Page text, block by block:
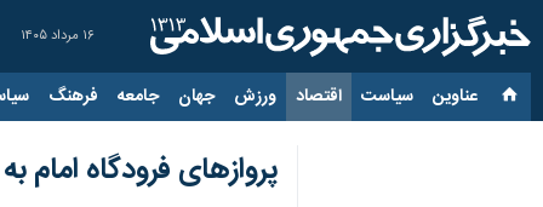
۱۶ مرداد ۱۴۰۵
عناوین‌ سیاست اقتصاد ورزش جهان جامعه فرهنگ
پروازهای فرودگاه امام